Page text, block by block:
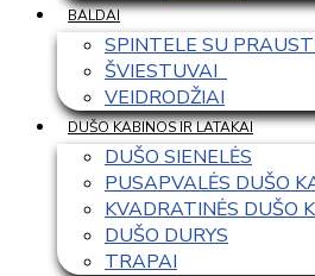
BALDAI
SPINTELE SU
ŠVIESTUVAI
VEIDRODŽIAI
DUŠO KABINOS IR LATAKAI
DUŠO SIENELĖS
PUSAPVALĖS DUŠO
KVADRATINĖS DUŠO
DUŠO DURYS
TRAPAI